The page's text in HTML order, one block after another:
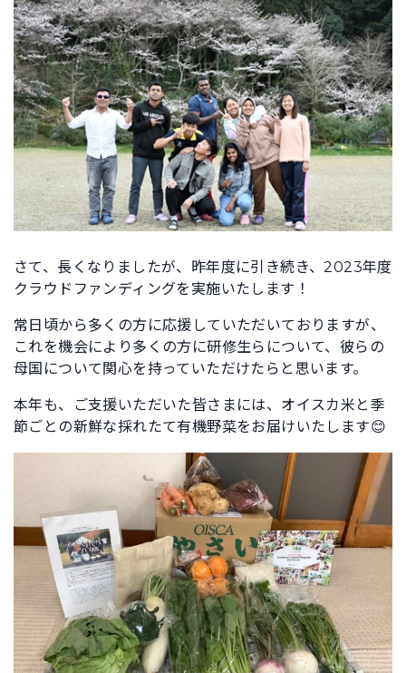
さて、長くなりましたが、昨年度に引き続き、2023年度
クラウドファンディングを実施いたします！
常日頃から多くの方に応援していただいておりますが、
これを機会により多くの方に研修生らについて、彼らの
母国について関心を持っていただけたらと思います。
本年も、ご支援いただいた皆さまには、オイスカ米と季
節ごとの新鮮な採れたて有機野菜をお届けいたします😊